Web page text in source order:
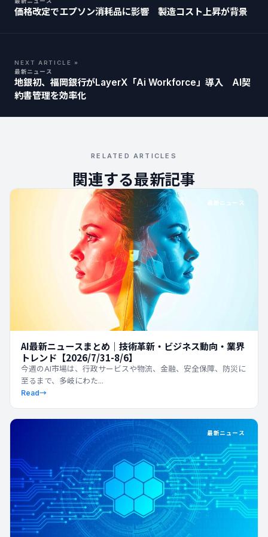
価格改定でエプソン消耗品に影響 製造コスト上昇が背景
NEXT ARTICLE »
最新ニュース
地銀初、福岡銀行がLayerX「Ai Workforce」導入 AI契
約書管理を効率化
RELATED ARTICLES
関連する最新記事
最新ニュース
AI最新ニュースまとめ｜技術革新・ビジネス動向・業界
トレンド【2026/7/31-8/6】
今週のAI市場は、行政サービスや物流、金融、安全保障、防災に
至るまで、多岐にわた...
Read→
最新ニュース